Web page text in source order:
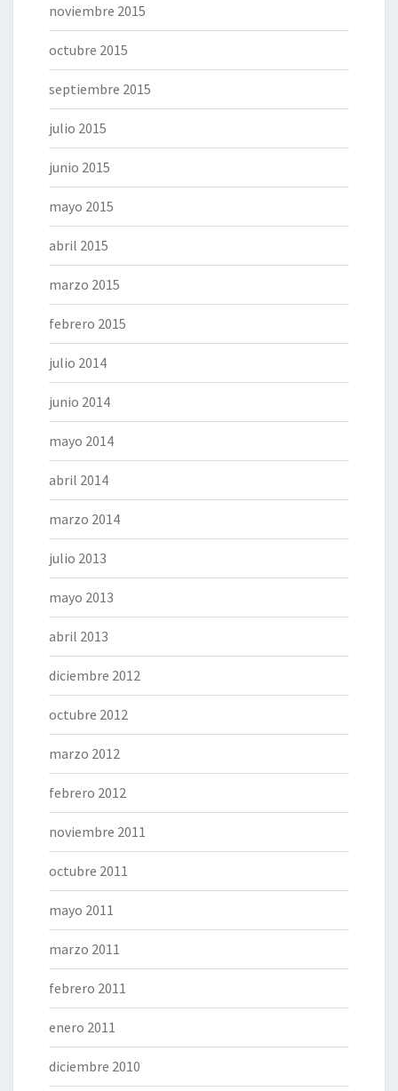
noviembre 2015
octubre 2015
septiembre 2015
julio 2015
junio 2015
mayo 2015
abril 2015
marzo 2015
febrero 2015
julio 2014
junio 2014
mayo 2014
abril 2014
marzo 2014
julio 2013
mayo 2013
abril 2013
diciembre 2012
octubre 2012
marzo 2012
febrero 2012
noviembre 2011
octubre 2011
mayo 2011
marzo 2011
febrero 2011
enero 2011
diciembre 2010